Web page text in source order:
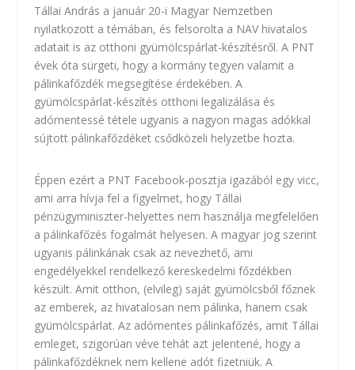
Tállai András a január 20-i Magyar Nemzetben
nyilatkozott a témában, és felsorolta a NAV hivatalos
adatait is az otthoni gyümölcspárlat-készítésről. A PNT
évek óta sürgeti, hogy a kormány tegyen valamit a
pálinkafőzdék megsegítése érdekében. A
gyümölcspárlat-készítés otthoni legalizálása és
adómentessé tétele ugyanis a nagyon magas adókkal
sújtott pálinkafőzdéket csődközeli helyzetbe hozta.
Éppen ezért a PNT Facebook-posztja igazából egy vicc,
ami arra hívja fel a figyelmet, hogy Tállai
pénzügyminiszter-helyettes nem használja megfelelően
a pálinkafőzés fogalmát helyesen. A magyar jog szerint
ugyanis pálinkának csak az nevezhető, ami
engedélyekkel rendelkező kereskedelmi főzdékben
készült. Amit otthon, (elvileg) saját gyümölcsből főznek
az emberek, az hivatalosan nem pálinka, hanem csak
gyümölcspárlat. Az adómentes pálinkafőzés, amit Tállai
emleget, szigorúan véve tehát azt jelentené, hogy a
pálinkafőzdéknek nem kellene adót fizetniük. A